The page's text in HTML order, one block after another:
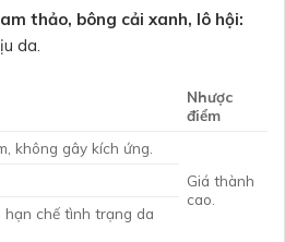
thảo, bông cải xanh, lô hội:
da.
Nhược
điểm
không gây kích ứng.
Giá thành
cao.
hạn chế tình trạng da